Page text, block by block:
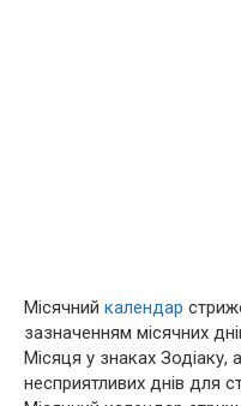
Місячний календар
зазначенням місячних
Місяця у знаках Зодіаку,
несприятливих днів для